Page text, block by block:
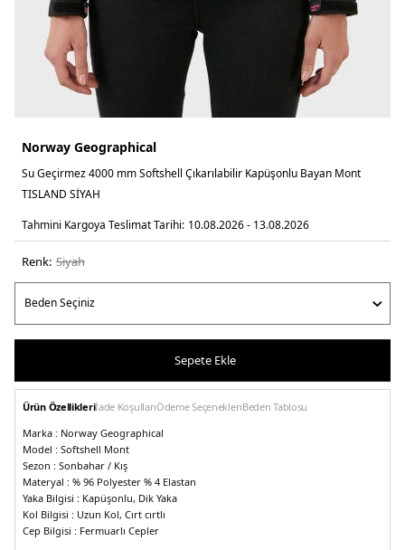
Norway Geographical
Su Geçirmez 4000 mm Softshell Çıkarılabilir Kapüşonlu Bayan Mont
TISLAND SİYAH
Tahmini Kargoya Teslimat Tarihi: 10.08.2026 - 13.08.2026
Renk: si̇yah
Sepete Ekle
Ürün Özellikleriİade KoşullarıÖdeme SeçenekleriBeden Tablosu
Marka : Norway Geographical
Model : Softshell Mont
Sezon : Sonbahar / Kış
Materyal : % 96 Polyester % 4 Elastan
Yaka Bilgisi : Kapüşonlu, Dik Yaka
Kol Bilgisi : Uzun Kol, Cırt cırtlı
Cep Bilgisi : Fermuarlı Cepler